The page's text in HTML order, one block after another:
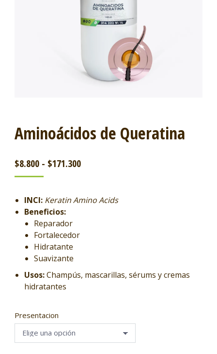
Aminoácidos de Queratina
$8.800 - $171.300
INCI: Keratin Amino Acids
Beneficios:
Reparador
Fortalecedor
Hidratante
Suavizante
Usos:Champús, mascarillas, sérums y cremas
hidratantes
Presentacion